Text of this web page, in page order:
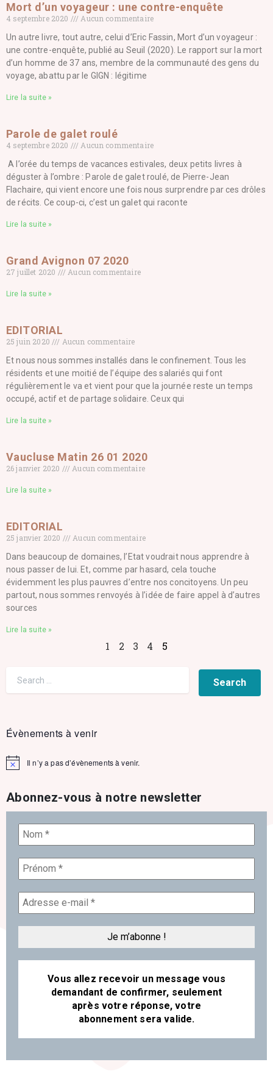
Mort d’un voyageur : une contre-enquête
4 septembre 2020
Aucun commentaire
Un autre livre, tout autre, celui d’Eric Fassin, Mort d’un voyageur :
une contre-enquête, publié au Seuil (2020). Le rapport sur la mort
d’un homme de 37 ans, membre de la communauté des gens du
voyage, abattu par le GIGN : légitime
Lire la suite »
Parole de galet roulé
4 septembre 2020
Aucun commentaire
A l’orée du temps de vacances estivales, deux petits livres à
déguster à l’ombre : Parole de galet roulé, de Pierre-Jean
Flachaire, qui vient encore une fois nous surprendre par ces drôles
de récits. Ce coup-ci, c’est un galet qui raconte
Lire la suite »
Grand Avignon 07 2020
27 juillet 2020 Aucun commentaire
Lire la suite »
EDITORIAL
25 juin 2020
Aucun commentaire
Et nous nous sommes installés dans le confinement. Tous les
résidents et une moitié de l’équipe des salariés qui font
régulièrement le va et vient pour que la journée reste un temps
occupé, actif et de partage solidaire. Ceux qui
Lire la suite »
Vaucluse Matin 26 01 2020
26 janvier 2020 Aucun commentaire
Lire la suite »
EDITORIAL
25 janvier 2020
Aucun commentaire
Dans beaucoup de domaines, l’Etat voudrait nous apprendre à
nous passer de lui. Et, comme par hasard, cela touche
évidemment les plus pauvres d’entre nos concitoyens. Un peu
partout, nous sommes renvoyés à l’idée de faire appel à d’autres
sources
Lire la suite »
1 2 3 4 5
Évènements à venir
Notice Il n’y a pas d’évènements à venir.
Abonnez-vous à notre newsletter
Vous allez recevoir un message vous
demandant de confirmer, seulement
après votre réponse, votre
abonnement sera valide.